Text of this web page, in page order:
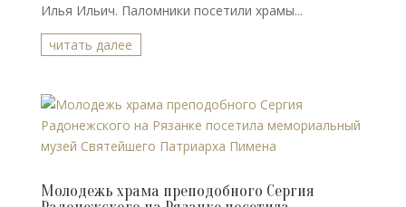
Илья Ильич. Паломники посетили храмы...
читать далее
Молодежь храма преподобного Сергия